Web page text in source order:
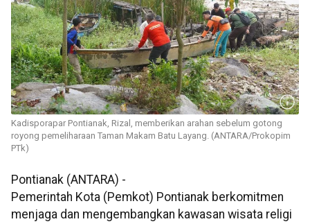
Kadisporapar Pontianak, Rizal, memberikan arahan sebelum gotong
royong pemeliharaan Taman Makam Batu Layang. (ANTARA/Prokopim
PTk)
Pontianak (ANTARA) -
Pemerintah Kota (Pemkot) Pontianak berkomitmen
menjaga dan mengembangkan kawasan wisata religi